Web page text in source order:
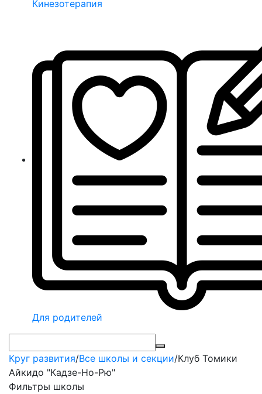
Кинезотерапия
Для родителей
Круг развития/Все школы и секции/Клуб Томики
Айкидо "Кадзе-Но-Рю"
Фильтры школы